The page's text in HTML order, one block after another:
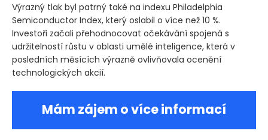
Výrazný tlak byl patrný také na indexu Philadelphia
Semiconductor Index, který oslabil o více než 10 %.
Investoři začali přehodnocovat očekávání spojená s
udržitelností růstu v oblasti umělé inteligence, která v
posledních měsících výrazně ovlivňovala ocenění
technologických akcií.
Mám zájem o více informací